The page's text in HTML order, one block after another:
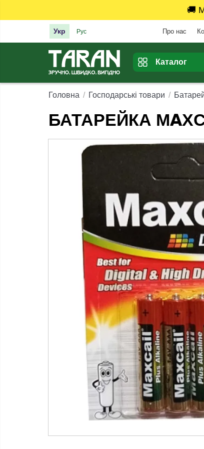
🚚
Укр Рус Про нас
Каталог
Головна Господарські товари
БАТАРЕЙКА